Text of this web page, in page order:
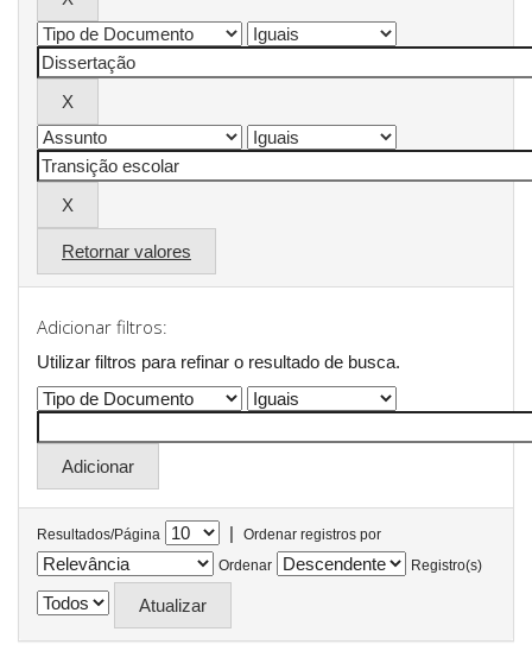
Retornar valores
Adicionar filtros:
Utilizar filtros para refinar o resultado de busca.
Resultados/Página |
Ordenar registros por
Ordenar
Registro(s)